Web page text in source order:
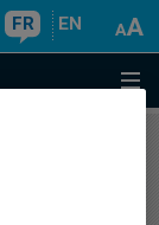
FR EN
au